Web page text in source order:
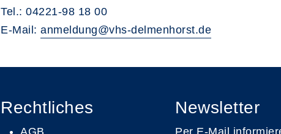
Tel.: 04221-98 18 00
E-Mail: anmeldung@vhs-delmenhorst.de
Rechtliches
AGB
Newsletter
Per E-Mail